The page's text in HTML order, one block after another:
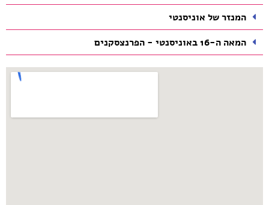
המנזר של אוניסנטי
המאה ה-16 באוניסנטי - הפרנצסקנים